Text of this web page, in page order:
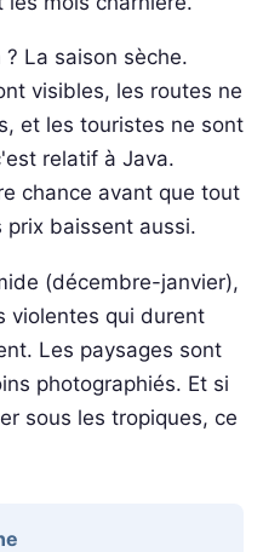
La saison sèche.
visibles, les routes ne
et les touristes ne sont
relatif à Java.
chance avant que tout
prix baissent aussi.
(décembre-janvier),
violentes qui durent
Les paysages sont
photographiés. Et si
sous les tropiques, ce